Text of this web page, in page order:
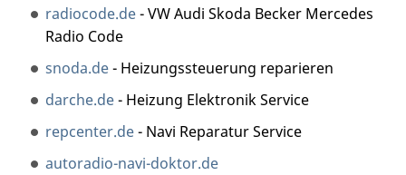
radiocode.de- VW Audi Skoda Becker Mercedes
Radio Code
snoda.de- Heizungssteuerung reparieren
darche.de- Heizung Elektronik Service
repcenter.de- Navi Reparatur Service
autoradio-navi-doktor.de